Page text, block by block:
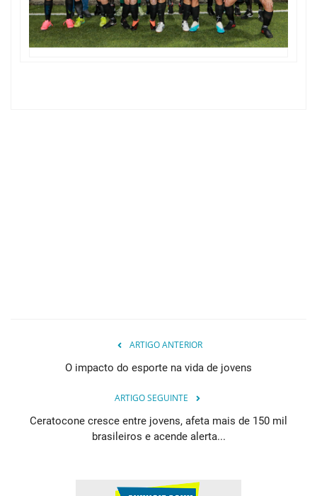
ARTIGO ANTERIOR
O impacto do esporte na vida de jovens
ARTIGO SEGUINTE
Ceratocone cresce entre jovens, afeta mais de 150 mil
brasileiros e acende alerta...